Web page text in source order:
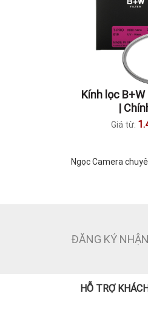
Kính lọc B+W
|
Giá từ:
Ngọc Camera
ĐĂNG KÝ
HỖ TRỢ